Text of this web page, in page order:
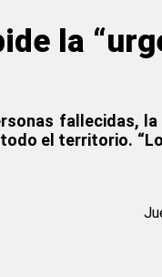
la
fallecidas, la
el territorio.